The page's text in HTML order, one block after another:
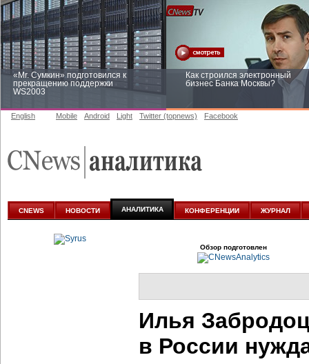
«Mr. Сумкин» подготовился к
прекращению поддержки
WS2003
Как строился электронный
бизнес Банка Москвы?
аналитике
English Mobile Android Light Twitter (topnews) Facebook
CNEWS НОВОСТИ АНАЛИТИКА КОНФЕРЕНЦИИ ЖУРНАЛ
Обзор подготовлен
Илья
в России